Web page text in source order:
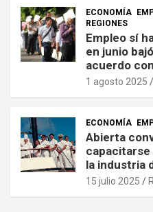
ECONOMÍA
REGIONES
Empleo sí
en junio
acuerdo
1 agosto 2025
ECONOMÍA
Abierta
capacitarse
la industria
15 julio 2025